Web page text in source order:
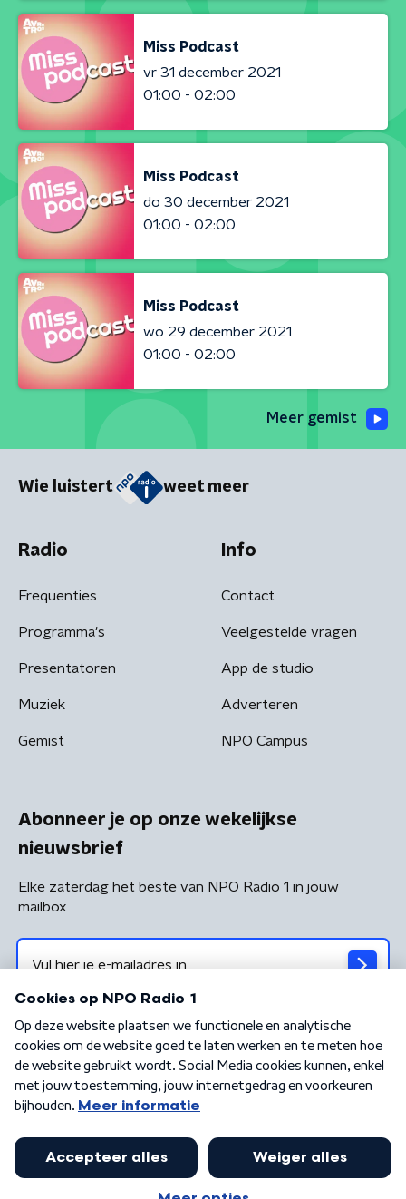
Miss Podcast
vr 31 december 2021
01:00 - 02:00
Miss Podcast
do 30 december 2021
01:00 - 02:00
Miss Podcast
wo 29 december 2021
01:00 - 02:00
Meer gemist
Wie luistert weet meer
Radio
Frequenties
Programma's
Presentatoren
Muziek
Gemist
Info
Contact
Veelgestelde vragen
App de studio
Adverteren
NPO Campus
Abonneer je op onze wekelijkse
nieuwsbrief
Elke zaterdag het beste van NPO Radio 1 in jouw
mailbox
Algemene voorwaarden